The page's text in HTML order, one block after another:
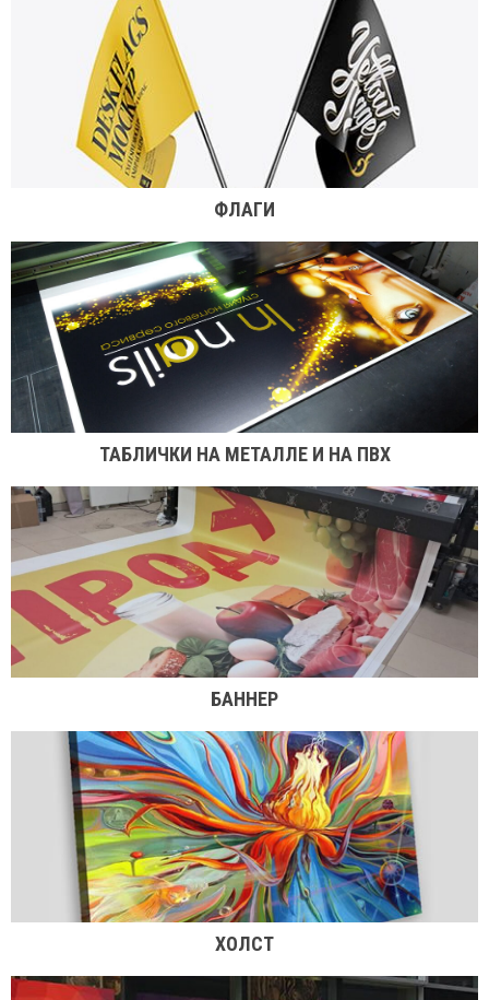
ПОЧЕМУ НАША КОМПАНИЯ
ЛУЧШАЯ
Наша студия предлагает выгодную стоимость, а еще
Высокую устойчивость плакатов к влиянию ультрафиолетовых лучей и
повышенной влажности.
Отменное светопропускание напечатанных постеров.
Удобство и простоту монтажа.
Индивидуальный подход к каждому заказу, выбор оптимальной идеи
и стилевой направленности ситилайта.
Быстрое изготовление.
Компания «Сфинкс» (Украина) предлагает дешево купить изображения
качество в разы превышает стоимость.
Изготавливаем широкоформатную печать на постерах.
ФЛАГИ
ТАБЛИЧКИ НА МЕТАЛЛЕ И НА ПВХ
БАННЕР
ХОЛСТ